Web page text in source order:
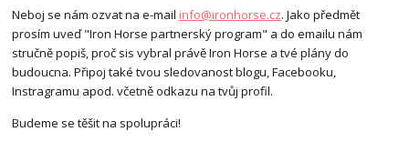
Neboj se nám ozvat na e-mail info@ironhorse.cz. Jako předmět
prosím uveď "Iron Horse partnerský program" a do emailu nám
stručně popiš, proč sis vybral právě Iron Horse a tvé plány do
budoucna. Připoj také tvou sledovanost blogu, Facebooku,
Instragramu apod. včetně odkazu na tvůj profil.
Budeme se těšit na spolupráci!